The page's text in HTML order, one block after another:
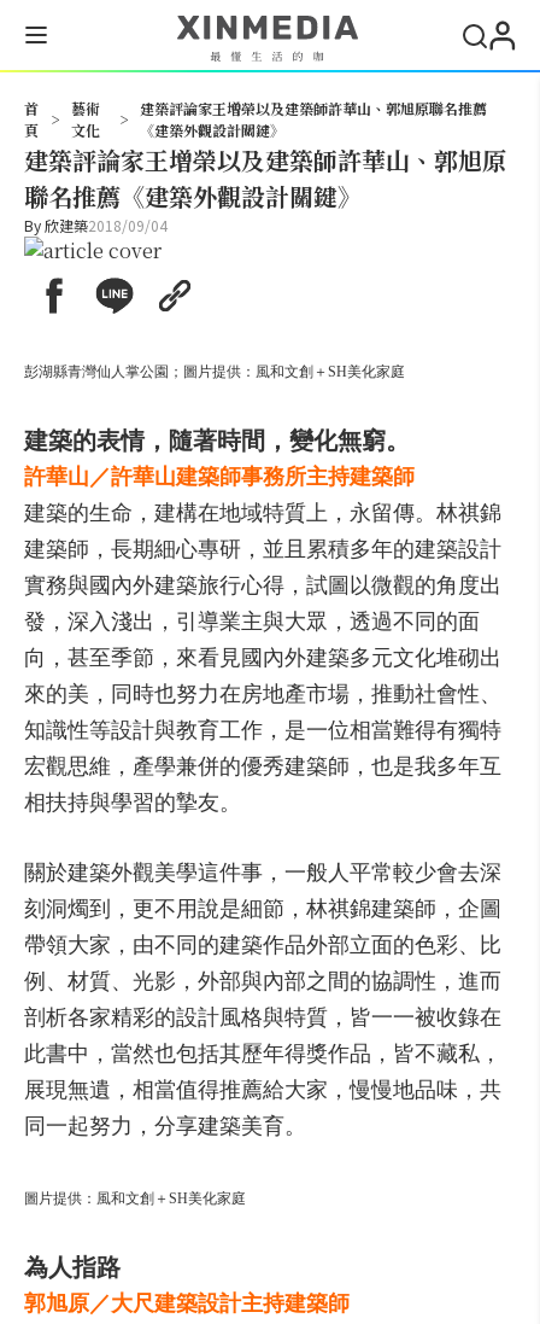
首
頁
>
藝術
文化
>
建築評論家王增榮以及建築師許華山、郭旭原聯名推薦
《建築外觀設計關鍵》
建築評論家王增榮以及建築師許華山、郭旭原
聯名推薦《建築外觀設計關鍵》
By欣建築2018/09/04
彭湖縣青灣仙人掌公園；圖片提供：風和文創＋SH美化家庭
建築的表情，隨著時間，變化無窮。
許華山／許華山建築師事務所主持建築師
建築的生命，建構在地域特質上，永留傳。林祺錦
建築師，長期細心專研，並且累積多年的建築設計
實務與國內外建築旅行心得，試圖以微觀的角度出
發，深入淺出，引導業主與大眾，透過不同的面
向，甚至季節，來看見國內外建築多元文化堆砌出
來的美，同時也努力在房地產市場，推動社會性、
知識性等設計與教育工作，是一位相當難得有獨特
宏觀思維，產學兼併的優秀建築師，也是我多年互
相扶持與學習的摯友。
關於建築外觀美學這件事，一般人平常較少會去深
刻洞燭到，更不用說是細節，林祺錦建築師，企圖
帶領大家，由不同的建築作品外部立面的色彩、比
例、材質、光影，外部與內部之間的協調性，進而
剖析各家精彩的設計風格與特質，皆一一被收錄在
此書中，當然也包括其歷年得獎作品，皆不藏私，
展現無遺，相當值得推薦給大家，慢慢地品味，共
同一起努力，分享建築美育。
圖片提供：風和文創＋SH美化家庭
為人指路
郭旭原／大尺建築設計主持建築師